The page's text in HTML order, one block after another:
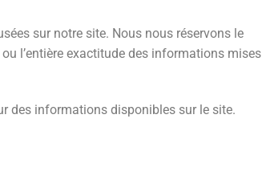
sur notre site. Nous nous réservons le
l’entière exactitude des informations mises
des informations disponibles sur le site.